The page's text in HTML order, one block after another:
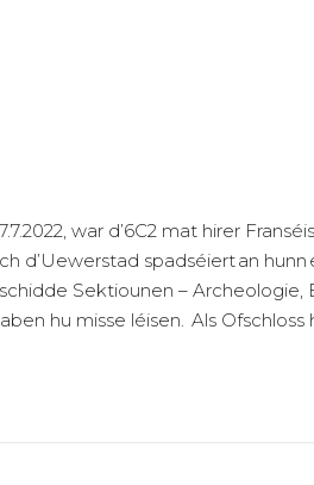
war d’6C2 mat hirer
d’Uewerstad spadséiert an
Sektiounen –
hu misse léisen. Als